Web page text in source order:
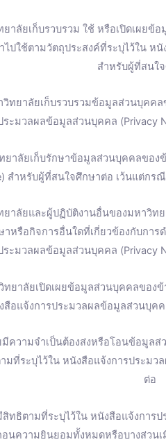
าลัยเก็บรวบรวม ใช้ หรือเปิดเผย
ไปใช้ตามวัตถุประสงค์ที่ระบุไว้ใน
สำหรับผู้ที่สนใ
ทยาลัยเก็บรวบรวมข้อมูลส่วนบุคค
ระมวลผลข้อมูลส่วนบุคคล (Privacy
าลัยเก็บรักษาข้อมูลส่วนบุคคลของ
สำหรับผู้ที่สนใจศึกษาต่อ เว้นแต่ก
าลัยและผู้ปฏิบัติงานอื่นของมหาวิท
าหรือกิจการอื่นใดที่เกี่ยวข้องกับกา
ระมวลผลข้อมูลส่วนบุคคล (Privacy
ยาลัยเปิดเผยข้อมูลส่วนบุคคลของ
สือแจ้งการประมวลผลข้อมูลส่วนบุค
ความจำเป็นต้องส่งหรือโอนข้อมูล
มที่ระบุไว้ใน หนังสือแจ้งการประม
ต่อ
สิทธิตามที่ระบุไว้ใน หนังสือแจ้งกา
นความยินยอมทั้งหมดหรือบางส่วน